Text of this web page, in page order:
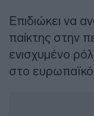
Επιδιώκει να
παίκτης στην
ενισχυμένο
στο